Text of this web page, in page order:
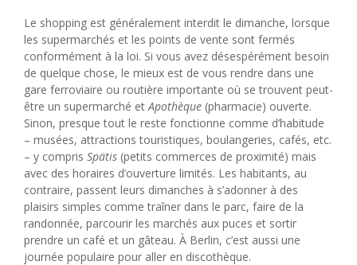
Le shopping est généralement interdit le dimanche, lorsque
les supermarchés et les points de vente sont fermés
conformément à la loi. Si vous avez désespérément besoin
de quelque chose, le mieux est de vous rendre dans une
gare ferroviaire ou routière importante où se trouvent peut-
être un supermarché et Apothèque (pharmacie) ouverte.
Sinon, presque tout le reste fonctionne comme d’habitude
– musées, attractions touristiques, boulangeries, cafés, etc.
– y compris Spätis (petits commerces de proximité) mais
avec des horaires d’ouverture limités. Les habitants, au
contraire, passent leurs dimanches à s’adonner à des
plaisirs simples comme traîner dans le parc, faire de la
randonnée, parcourir les marchés aux puces et sortir
prendre un café et un gâteau. À Berlin, c’est aussi une
journée populaire pour aller en discothèque.